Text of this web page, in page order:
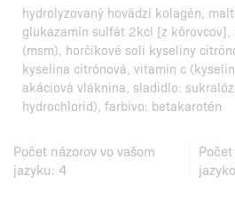
hydrolyzovaný hovädzí kolagén,
glukazamín sulfát 2kcl [z
(msm), horčíkové soli kyseliny
kyselina citrónová, vitamín c
akáciová vláknina, sladidlo:
hydrochlorid), farbivo: betakarotén
Počet názorov vo vašom
jazyku: 4